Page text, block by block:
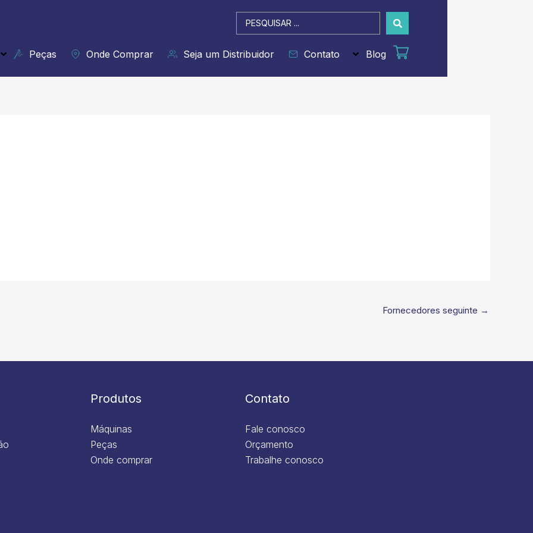
Pesquisar
...
Peças Onde Comprar Seja um Distribuidor Contato Blog
Fornecedores seguinte →
Produtos
Máquinas
Peças
Onde comprar
Contato
Fale conosco
Orçamento
Trabalhe conosco